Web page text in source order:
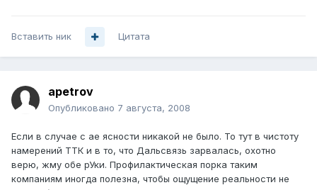
Вставить ник Цитата
apetrov
Опубликовано 7 августа, 2008
Если в случае с ae ясности никакой не было. То тут в чистоту
намерений ТТК и в то, что Дальсвязь зарвалась, охотно
верю, жму обе рУки. Профилактическая порка таким
компаниям иногда полезна, чтобы ощущение реальности не